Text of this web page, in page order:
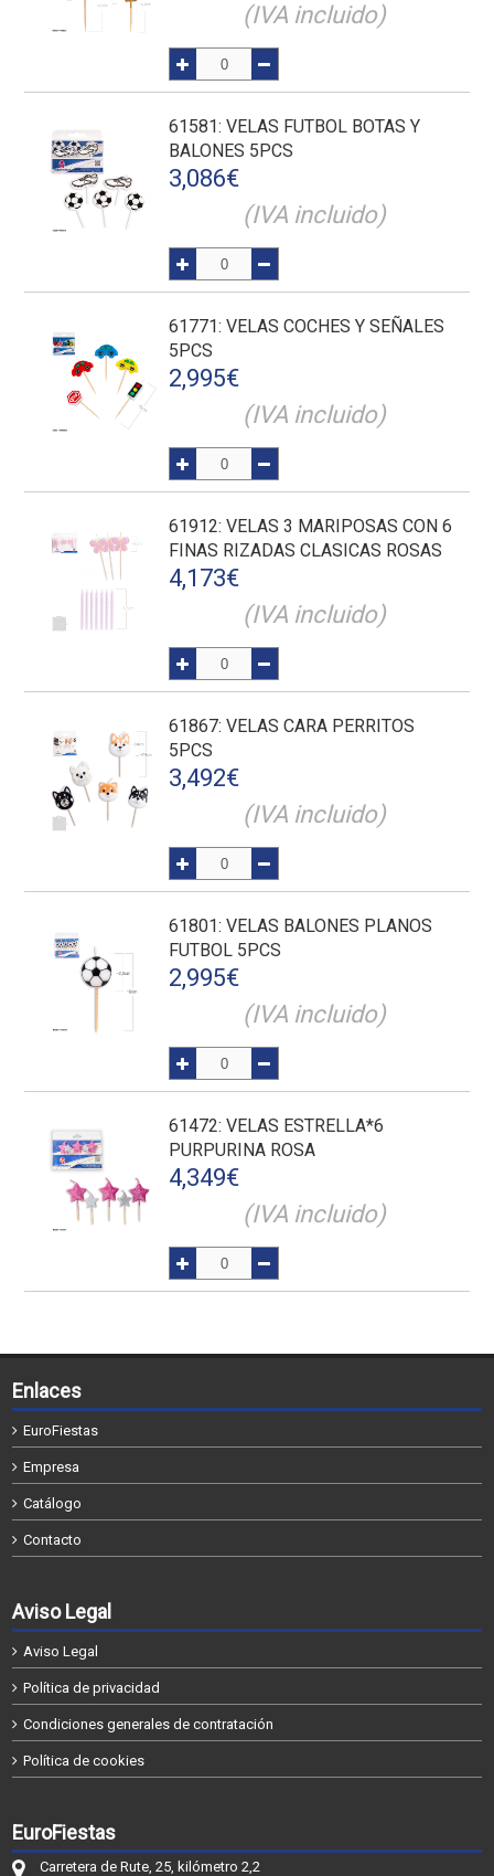
(IVA incluido)
61581: VELAS FUTBOL BOTAS Y
BALONES 5PCS
3,086€
(IVA incluido)
61771: VELAS COCHES Y SEÑALES
5PCS
2,995€
(IVA incluido)
61912: VELAS 3 MARIPOSAS CON 6
FINAS RIZADAS CLASICAS ROSAS
4,173€
(IVA incluido)
61867: VELAS CARA PERRITOS
5PCS
3,492€
(IVA incluido)
61801: VELAS BALONES PLANOS
FUTBOL 5PCS
2,995€
(IVA incluido)
61472: VELAS ESTRELLA*6
PURPURINA ROSA
4,349€
(IVA incluido)
Enlaces
EuroFiestas
Empresa
Catálogo
Contacto
Aviso Legal
Aviso Legal
Política de privacidad
Condiciones generales de contratación
Política de cookies
EuroFiestas
Carretera de Rute, 25, kilómetro 2,2